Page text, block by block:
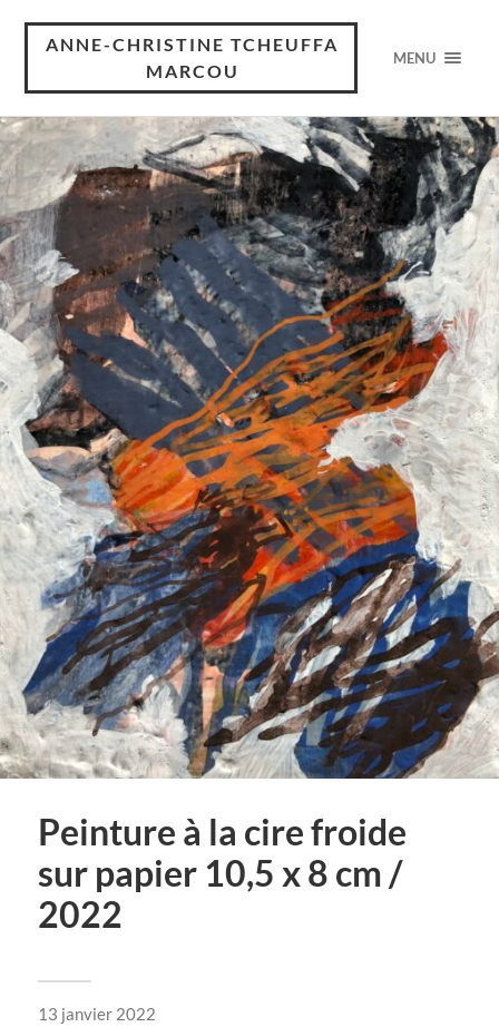
ANNE-CHRISTINE TCHEUFFA
MARCOU
MENU
Peinture à la cire froide
sur papier 10,5 x 8 cm /
2022
13 janvier 2022